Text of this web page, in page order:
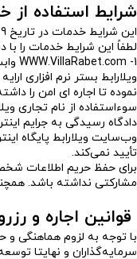
شرایط استفاده از
این شرایط خدمات در تاریخ 9 شهریور 1400به روز شده است.
لطفاً این شرایط خدمات را
1- WWW.VillaRabet.com وابسته به شرکت ویلارابط پارسیان شماره ثبت 2381 با شناسه ملی 10980177838 سازمان ثبت اسناد و املاک کشور تاریخ تاسیس 1390/02/10 می باشد.
ویلارابط بستر نرم افزاری
نموده تا اجاره ای امن را
سو‌ءاستفاده از نام تجاری
دادگاه رسیدگی به جرایم
تأیید نمی‌کند.
برای حفظ حریم اطلاعات
مشارکتی نداشته باشد.
قوانین اجاره و
با توجه به لزوم هماهنگی و